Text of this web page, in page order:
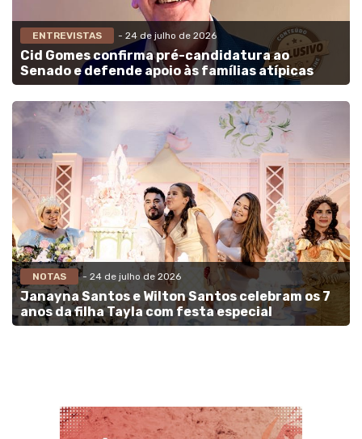
ENTREVISTAS - 24 de julho de 2026
Cid Gomes confirma pré-candidatura ao
Senado e defende apoio às famílias atípicas
NOTAS - 24 de julho de 2026
Janayna Santos e Wilton Santos celebram os 7
anos da filha Tayla com festa especial